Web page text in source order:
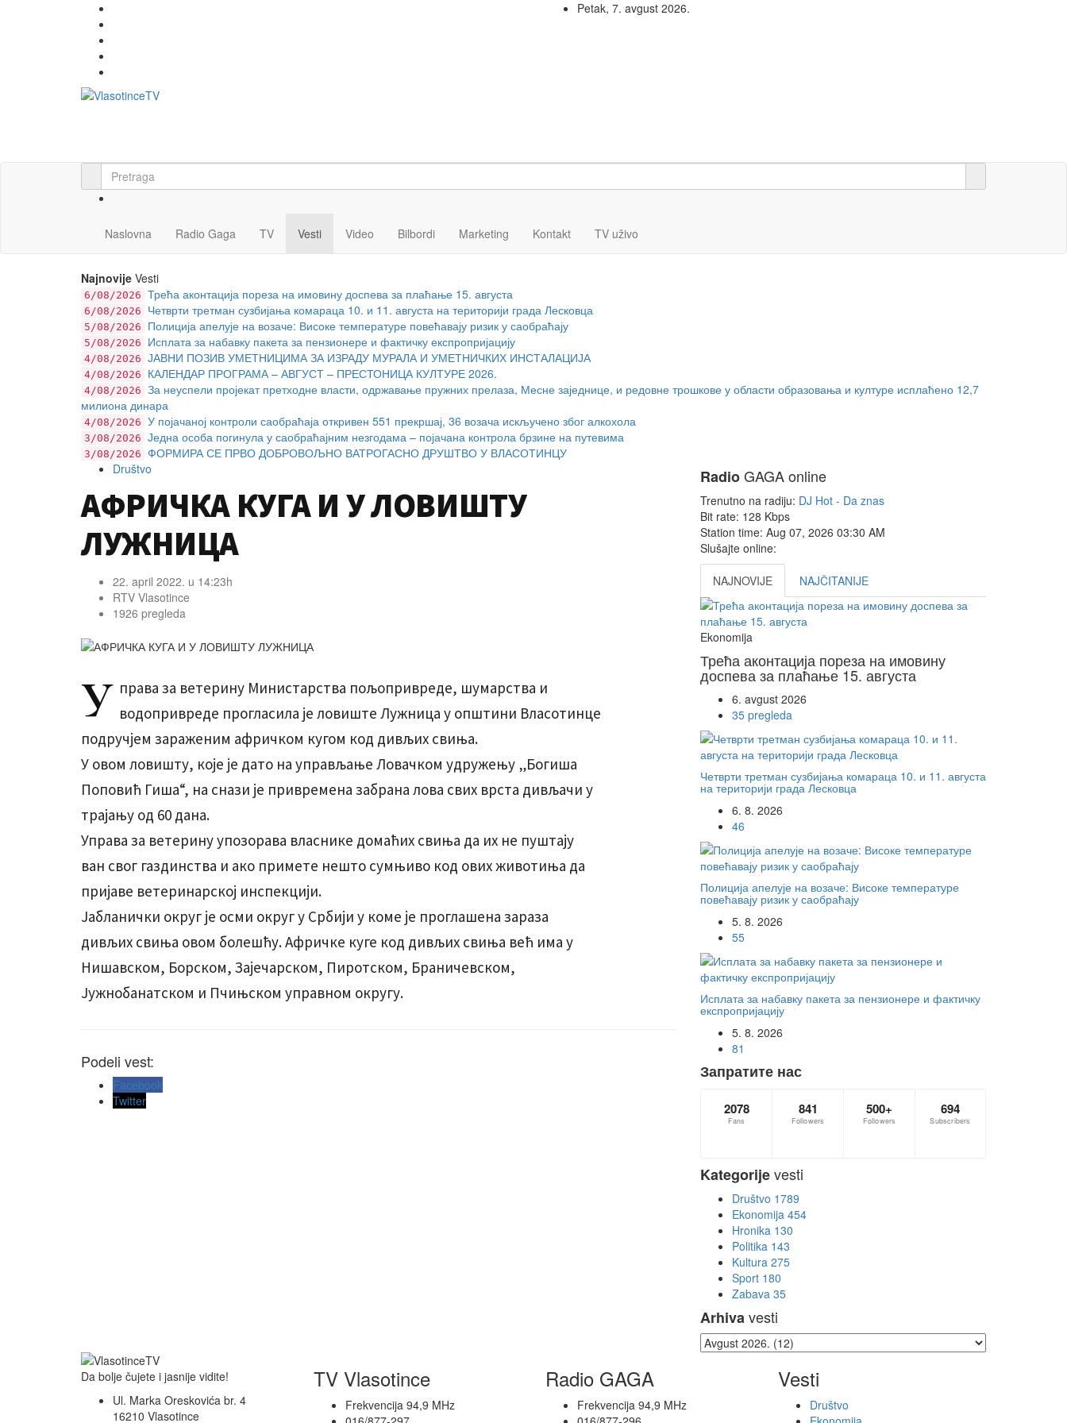
Petak, 7. avgust 2026.
Naslovna Radio Gaga TV Vesti Video Bilbordi Marketing Kontakt TV uživo
Najnovije Vesti
6/08/2026 Трећа аконтација пореза на имовину доспева за плаћање 15. августа
6/08/2026 Четврти третман сузбијања комараца 10. и 11. августа на територији града Лесковца
5/08/2026 Полиција апелује на возаче: Високе температуре повећавају ризик у саобраћају
5/08/2026 Исплата за набавку пакета за пензионере и фактичку експропријацију
4/08/2026 ЈАВНИ ПОЗИВ УМЕТНИЦИМА ЗА ИЗРАДУ МУРАЛА И УМЕТНИЧКИХ ИНСТАЛАЦИЈА
4/08/2026 КАЛЕНДАР ПРОГРАМА – АВГУСТ – ПРЕСТОНИЦА КУЛТУРЕ 2026.
4/08/2026 За неуспели пројекат претходне власти, одржавање пружних прелаза, Месне заједнице, и редовне трошкове у области образовања и културе исплаћено 12,7
милиона динара
4/08/2026 У појачаној контроли саобраћаја откривен 551 прекршај, 36 возача искључено због алкохола
3/08/2026 Једна особа погинула у саобраћајним незгодама – појачана контрола брзине на путевима
3/08/2026 ФОРМИРА СЕ ПРВО ДОБРОВОЉНО ВАТРОГАСНО ДРУШТВО У ВЛАСОТИНЦУ
Društvo
АФРИЧКА КУГА И У ЛОВИШТУ
ЛУЖНИЦА
22. april 2022. u 14:23h
RTV Vlasotince
1926 pregleda
У права за ветерину Министарства пољопривреде, шумарства и
водопривреде прогласила је ловиште Лужница у општини Власотинце
подручјем зараженим афричком кугом код дивљих свиња.
У овом ловишту, које је дато на управљање Ловачком удружењу „Богиша
Поповић Гиша“, на снази је привремена забрана лова свих врста дивљачи у
трајању од 60 дана.
Управа за ветерину упозорава власнике домаћих свиња да их не пуштају
ван свог газдинства и ако примете нешто сумњиво код ових животиња да
пријаве ветеринарској инспекцији.
Јабланички округ је осми округ у Србији у коме је проглашена зараза
дивљих свиња овом болешћу. Афричке куге код дивљих свиња већ има у
Нишавском, Борском, Зајечарском, Пиротском, Браничевском,
Јужнобанатском и Пчињском управном округу.
Podeli vest:
Facebook
Twitter
RadioGAGA online
Trenutno na radiju: DJ Hot - Da znas
Bit rate: 128 Kbps
Station time: Aug 07, 2026 03:30 AM
Slušajte online:
NAJNOVIJE NAJČITANIJE
Ekonomija
Трећа аконтација пореза на имовину
доспева за плаћање 15. августа
6. avgust 2026
35 pregleda
Четврти третман сузбијања комараца 10. и 11. августа
на територији града Лесковца
6. 8. 2026
46
Полиција апелује на возаче: Високе температуре
повећавају ризик у саобраћају
5. 8. 2026
55
Исплата за набавку пакета за пензионере и фактичку
експропријацију
5. 8. 2026
81
Запратите нас
2078
Fans
841
Followers
500+
Followers
694
Subscribers
Kategorijevesti
Društvo 1789
Ekonomija 454
Hronika 130
Politika 143
Kultura 275
Sport 180
Zabava 35
Arhivavesti
Da bolje čujete i jasnije vidite!
Ul. Marka Oreskovića br. 4
16210 Vlasotince
TV Vlasotince
Frekvencija 94,9 MHz
Radio GAGA
Frekvencija 94,9 MHz
Vesti
Društvo